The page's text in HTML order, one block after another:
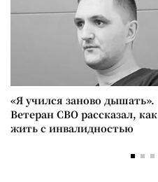
«Я учился заново дышать».
Ветеран СВО рассказал, как
жить с инвалидностью